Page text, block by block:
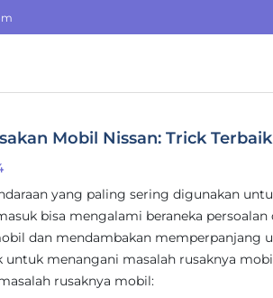
Mobil Nissan: Trick Terbaik
yang paling sering digunakan
bisa mengalami beraneka
dan mendambakan memperpanjang
menangani masalah rusaknya
rusaknya mobil: